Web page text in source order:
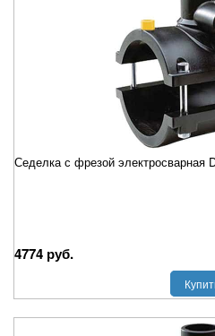
Седелка с фрезой электросварная
4774 руб.